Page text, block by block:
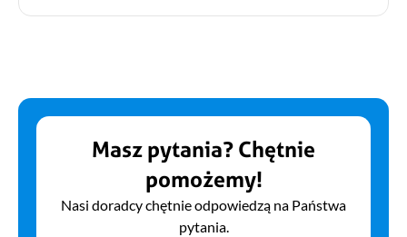
Masz pytania? Chętnie
pomożemy!
Nasi doradcy chętnie odpowiedzą na Państwa
pytania.